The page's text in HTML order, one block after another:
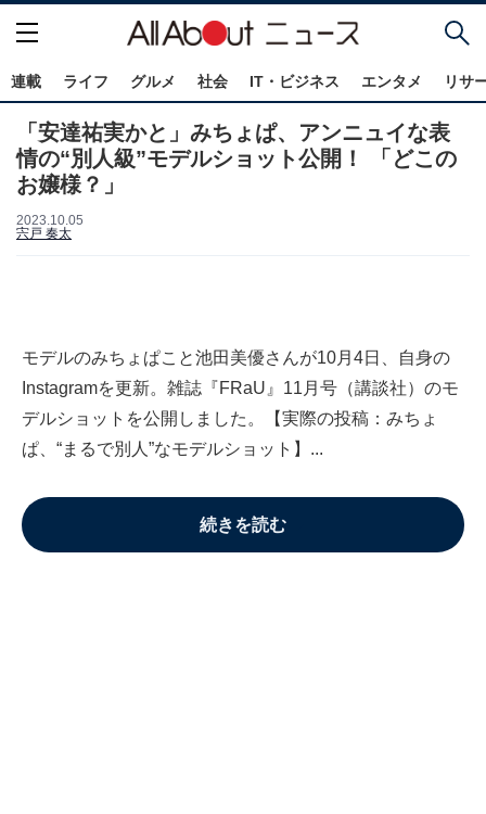
連載 ライフ グルメ 社会 IT・ビジネス エンタメ リサ
「安達祐実かと」みちょぱ、アンニュイな表
情の“別人級”モデルショット公開！ 「どこの
お嬢様？」
2023.10.05
宍戸 奏太
モデルのみちょぱこと池田美優さんが10月4日、自身の
Instagramを更新。雑誌『FRaU』11月号（講談社）のモ
デルショットを公開しました。【実際の投稿：みちょ
ぱ、“まるで別人”なモデルショット】...
続きを読む